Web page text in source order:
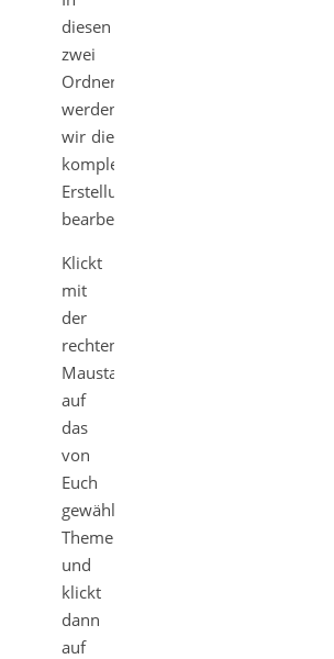
diesen
zwei
Ordnern
werden
wir die
komplette
Erstellung
bearbeiten.
Klickt
mit
der
rechten
Maustaste
auf
das
von
Euch
gewählte
Theme
und
klickt
dann
auf